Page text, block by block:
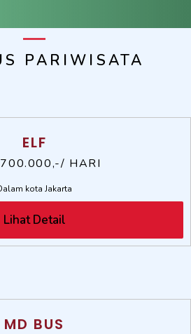
PARIWISATA
ELF
HARI
kota Jakarta
Lihat Detail
MD BUS